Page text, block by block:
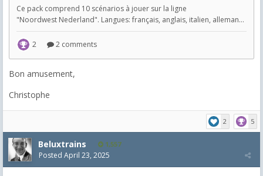
Bon amusement,
Christophe
2 5
Beluxtrains 1,557
Posted April 23, 2025